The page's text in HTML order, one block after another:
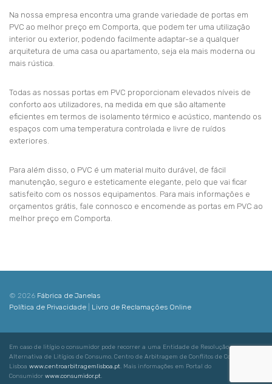
Na nossa empresa encontra uma grande variedade de portas em
PVC ao melhor preço em Comporta, que podem ter uma utilização
interior ou exterior, podendo facilmente adaptar-se a qualquer
arquitetura de uma casa ou apartamento, seja ela mais moderna ou
mais rústica.
Todas as nossas portas em PVC proporcionam elevados níveis de
conforto aos utilizadores, na medida em que são altamente
eficientes em termos de isolamento térmico e acústico, mantendo os
espaços com uma temperatura controlada e livre de ruídos
exteriores.
Para além disso, o PVC é um material muito durável, de fácil
manutenção, seguro e esteticamente elegante, pelo que vai ficar
satisfeito com os nossos equipamentos. Para mais informações e
orçamentos grátis, fale connosco e encomende as portas em PVC ao
melhor preço em Comporta.
© 2026 Fábrica de Janelas
Política de Privacidade
Livro de Reclamações Online
Em caso de litígio o consumidor pode recorrer a uma Entidade de Resolução
Alternativa de Litígios de Consumo. Centro de Arbitragem de Conflitos de Consumo de
Lisboa www.centroarbitragemlisboa.pt. Mais informações em Portal do
Consumidor www.consumidor.pt.